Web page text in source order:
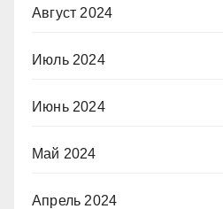
Август 2024
Июль 2024
Июнь 2024
Май 2024
Апрель 2024